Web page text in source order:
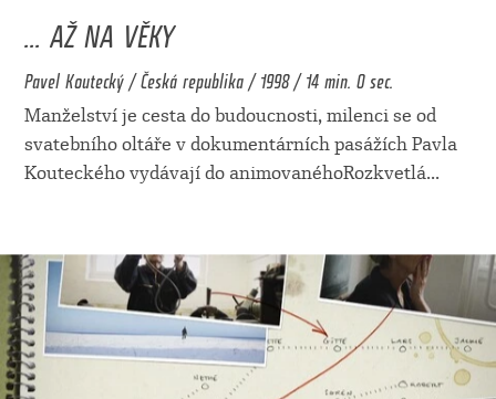
... AŽ NA VĚKY
Pavel Koutecký / Česká republika / 1998 / 14 min. 0 sec.
Manželství je cesta do budoucnosti, milenci se od
svatebního oltáře v dokumentárních pasážích Pavla
Kouteckého vydávají do animovanéhoRozkvetlá...